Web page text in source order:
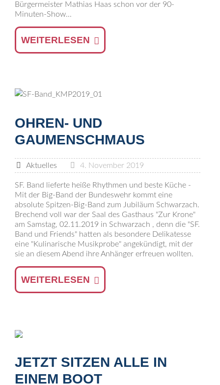
Bürgermeister Mathias Haas schon vor der 90-
Minuten-Show...
WEITERLESEN
OHREN- UND
GAUMENSCHMAUS
Aktuelles 4. November 2019
SF. Band lieferte heiße Rhythmen und beste Küche -
Mit der Big-Band der Bundeswehr kommt eine
absolute Spitzen-Big-Band zum Jubiläum Schwarzach.
Brechend voll war der Saal des Gasthaus "Zur Krone"
am Samstag, 02.11.2019 in Schwarzach , denn die "SF.
Band und Friends" hatten als besondere Delikatesse
eine "Kulinarische Musikprobe" angekündigt, mit der
sie an diesem Abend ihre Anhänger erfreuen wollten.
WEITERLESEN
JETZT SITZEN ALLE IN
EINEM BOOT